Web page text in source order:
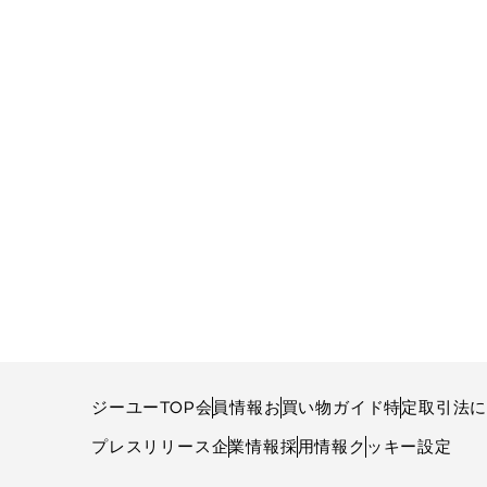
ジーユーTOP会員情報お買い物ガイド特定取引法
プレスリリース企業情報採用情報 クッキー設定